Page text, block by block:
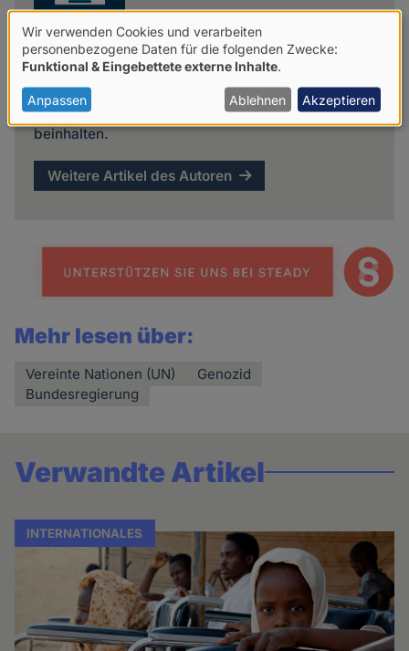
Red.
Mit "Red." sind Artikel gekennzeichnet, die
redaktionell bearbeitete Pressemitteilungen
beinhalten.
Weitere Artikel des Autoren
Mehr lesen über:
Vereinte Nationen (UN)
Genozid
Bundesregierung
Verwandte Artikel
INTERNATIONALES
Verwendung
von
personenbezogenen
Daten
und
Cookies
Wir verwenden Cookies und verarbeiten
personenbezogene Daten für die folgenden Zwecke:
Funktional & Eingebettete externe Inhalte.
Anpassen Ablehnen Akzeptieren